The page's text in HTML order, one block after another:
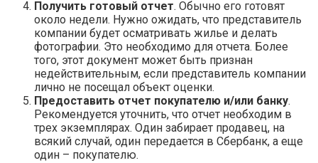
Получить готовый отчет. Обычно его готовят
около недели. Нужно ожидать, что представитель
компании будет осматривать жилье и делать
фотографии. Это необходимо для отчета. Более
того, этот документ может быть признан
недействительным, если представитель компании
лично не посещал объект оценки.
Предоставить отчет покупателю и/или банку.
Рекомендуется уточнить, что отчет необходим в
трех экземплярах. Один забирает продавец, на
всякий случай, один передается в Сбербанк, а еще
один – покупателю.